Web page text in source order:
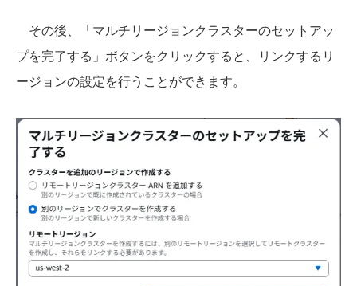
その後、「マルチリージョンクラスターのセットアッ
プを完了する」ボタンをクリックすると、リンクするリ
ージョンの設定を行うことができます。